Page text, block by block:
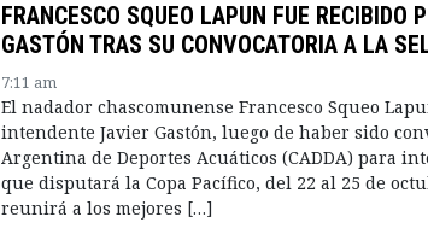
FRANCESCO SQUEO LAPUN FUE RECIBIDO
GASTÓN TRAS SU CONVOCATORIA A LA
7:11 am
El nadador chascomunense Francesco Squeo
intendente Javier Gastón, luego de haber sido
Argentina de Deportes Acuáticos (CADDA) para
que disputará la Copa Pacífico, del 22 al 25 de
reunirá a los mejores […]